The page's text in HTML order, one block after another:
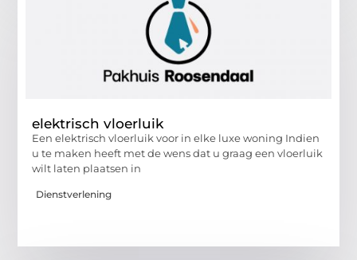
elektrisch vloerluik
Een elektrisch vloerluik voor in elke luxe woning Indien
u te maken heeft met de wens dat u graag een vloerluik
wilt laten plaatsen in
Dienstverlening